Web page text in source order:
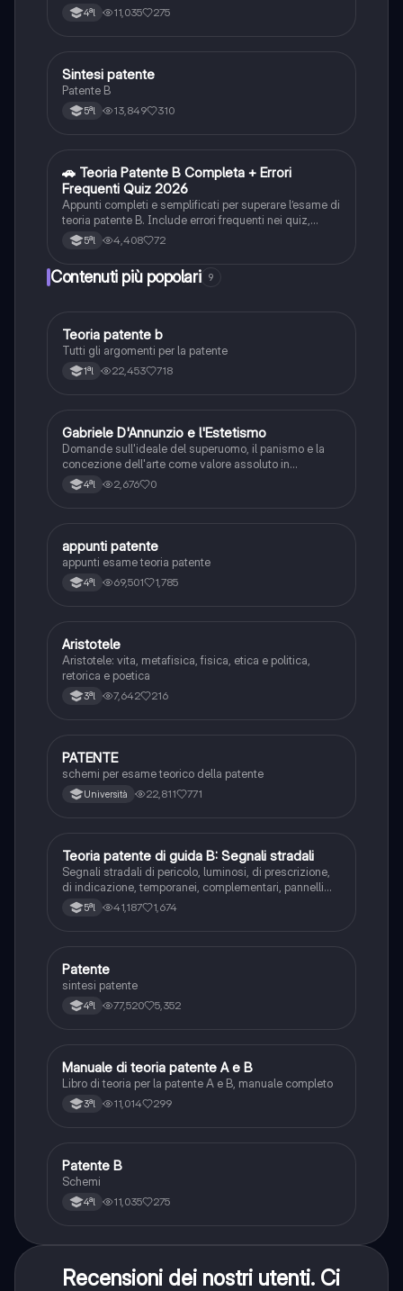
4ªl 11,035 275
Altro
Sintesi patente
Patente B
5ªl 13,849 310
Altro
🚗 Teoria Patente B Completa + Errori
Frequenti Quiz 2026
Appunti completi e semplificati per superare l’esame di
teoria patente B. Include errori frequenti nei quiz,
spiegazioni chiare e schemi riassuntivi.
5ªl 4,408 72
Contenuti più popolari 9
Altro
Teoria patente b
Tutti gli argomenti per la patente
1ªl 22,453 718
GItaliano
Gabriele D'Annunzio e l'Estetismo
Domande sull'ideale del superuomo, il panismo e la
concezione dell'arte come valore assoluto in
D'Annunzio.
4ªl 2,676 0
Altro
appunti patente
appunti esame teoria patente
4ªl 69,501 1,785
Filosofia
Aristotele
Aristotele: vita, metafisica, fisica, etica e politica,
retorica e poetica
3ªl 7,642 216
Altro
PATENTE
schemi per esame teorico della patente
Università 22,811 771
Ed. civ.
Teoria patente di guida B: Segnali stradali
Segnali stradali di pericolo, luminosi, di prescrizione,
di indicazione, temporanei, complementari, pannelli
integrativi, segnaletica orizzontale, segnalazioni
agenti del traffico, distanza di visibilità per l‘arresto,
5ªl 41,187 1,674
Altro
Patente
sintesi patente
4ªl 77,520 5,352
Italiano
Manuale di teoria patente A e B
Libro di teoria per la patente A e B, manuale completo
3ªl 11,014 299
Altro
Patente B
Schemi
4ªl 11,035 275
Recensioni dei nostri utenti. Ci